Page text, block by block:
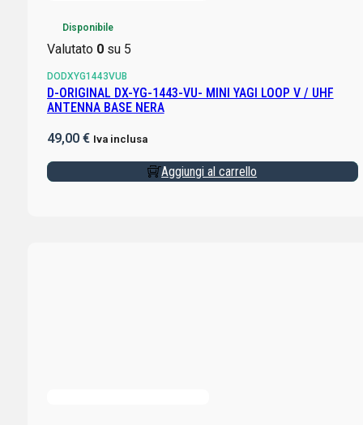
Disponibile
Valutato 0su 5
DODXYG1443VUB
D-ORIGINAL DX-YG-1443-VU- MINI YAGI LOOP V / UHF
ANTENNA BASE NERA
49,00 € Iva inclusa
Aggiungi al carrello